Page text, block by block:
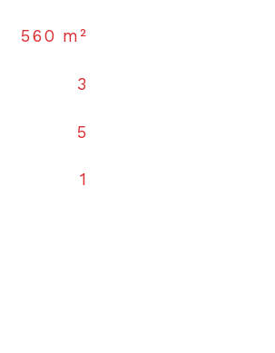
560 m²
3
5
1